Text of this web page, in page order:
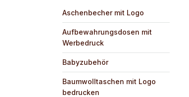
Aschenbecher mit Logo
Aufbewahrungsdosen mit
Werbedruck
Babyzubehör
Baumwolltaschen mit Logo
bedrucken